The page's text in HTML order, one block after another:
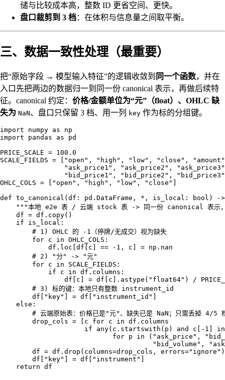
储与比较成本高，整数 ID 更省空间、更快。
盘口裁剪到 3 档：在体积与信息量之间取平衡。
三、数据一致性处理（最重要）
把“原始字段 → 模型输入特征”的逻辑收敛到 同一个函数，并在
入口先把两边的数据归一到同一份 canonical 表示，再做后续特
征。canonical 约定： 价格/金额单位为“元”（float）、OHLC 缺
失为 NaN、盘口只保留 3 档、用一列 key 作为标的分组键。
import numpy as np
import pandas as pd
PRICE_SCALE = 100.0
SCALE_FIELDS = ["open", "high", "low", "close",
"ask_price1", "ask_price2",
"bid_price1", "bid_price2",
OHLC_COLS = ["open", "high", "low", "close"]
def to_canonical(df: pd.DataFrame, *, is_local: bool) ->
"""本地 e2e 表 / 云端 stock 表 -> 同一份 canonical 表示，
    df = df.copy()
    if is_local:
        # 1) OHLC 的 -1（停牌/无成交）视为缺失
        for c in OHLC_COLS:
            df.loc[df[c] == -1, c] = np.nan
        # 2) "分" -> "元"
        for c in SCALE_FIELDS:
            if c in df.columns:
df[c] = df[c].astype("float64") /
        # 3) 标的键：本地只有整数 instrument_id
        df["key"] = df["instrument_id"]
    else:
# 云端原始表：价格已是"元"、缺失已是 NaN；只需丢掉 4/5
        drop_cols = [c for c in df.columns
if any(c.startswith(p) and c[-1]
for p in ("ask_price",
"bid_volume",
        df = df.drop(columns=drop_cols, errors="ignore")
        df["key"] = df["instrument"]